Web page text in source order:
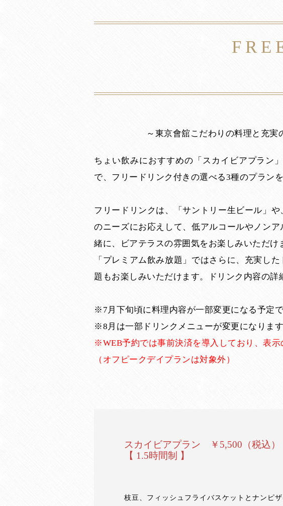
～東京會舘こだわりの料理と充
ちょい飲みにおすすめの「スカイビアプラン
で、フリードリンク付きの選べる3種のプラン
フリードリンクは、「サントリー生ビール」
のニーズにお応えして、低アルコールやノン
緒に、ビアテラスの雰囲気をお楽しみいただけ
「プレミアム飲み放題」ではさらに、充実し
題もお楽しみいただけます。ドリンク内容の詳
※7月下旬頃に料理内容が一部変更になる予定
※8月は一部ドリンクメニューが変更になります
※WEB予約では事前決済を導入しており、表示
（オフピークデイプランは対象外）
スカイビアプラン ￥5,500（税込）
【 1.5時間制 】
枝豆、フィッシュフライバスケットとナンピ